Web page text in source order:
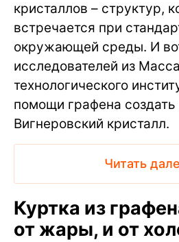
кристаллов – структур,
встречается при
окружающей среды. И
исследователей из
технологического
помощи графена создать
Вигнеровский кристалл.
Читать
Куртка из
от жары, и от